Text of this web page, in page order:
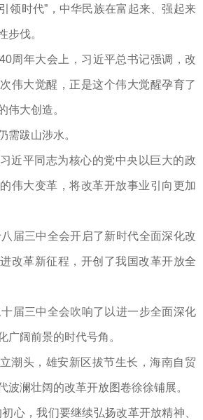
领时代”，中华民族在富起来、强起来
步伐。
周年大会上，习近平总书记强调，改
伟大觉醒，正是这个伟大觉醒孕育了
伟大创造。
需跋山涉水。
近平同志为核心的党中央以巨大的政
伟大变革，将改革开放事业引向更加
届三中全会开启了新时代全面深化改
改革新征程，开创了我国改革开放全
届三中全会吹响了以进一步全面深化
广阔前景的时代号角。
潮头，雄安新区拔节生长，海南自贸
澜壮阔的改革开放图卷徐徐铺展。
心，我们要继续弘扬改革开放精神、